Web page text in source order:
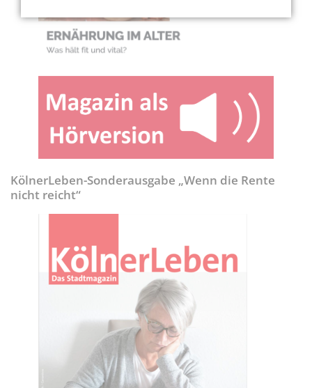
KölnerLeben-Sonderausgabe „Wenn die Rente
nicht reicht“